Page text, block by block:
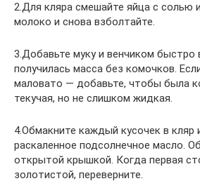
2.Для кляра смешайте яйца с солью
молоко и снова взболтайте.
3.Добавьте муку и венчиком быстро
получилась масса без комочков.
маловато — добавьте, чтобы была
текучая, но не слишком жидкая.
4.Обмакните каждый кусочек в кляр
раскаленное подсолнечное масло.
открытой крышкой. Когда первая
золотистой, переверните.